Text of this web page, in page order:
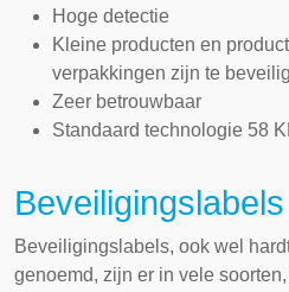
Hoge detectie
Kleine producten en
verpakkingen zijn te
Zeer betrouwbaar
Standaard technologie 58
Beveiligingslabels
Beveiligingslabels, ook wel
genoemd, zijn er in vele